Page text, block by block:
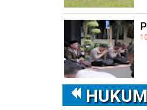
HUKUM